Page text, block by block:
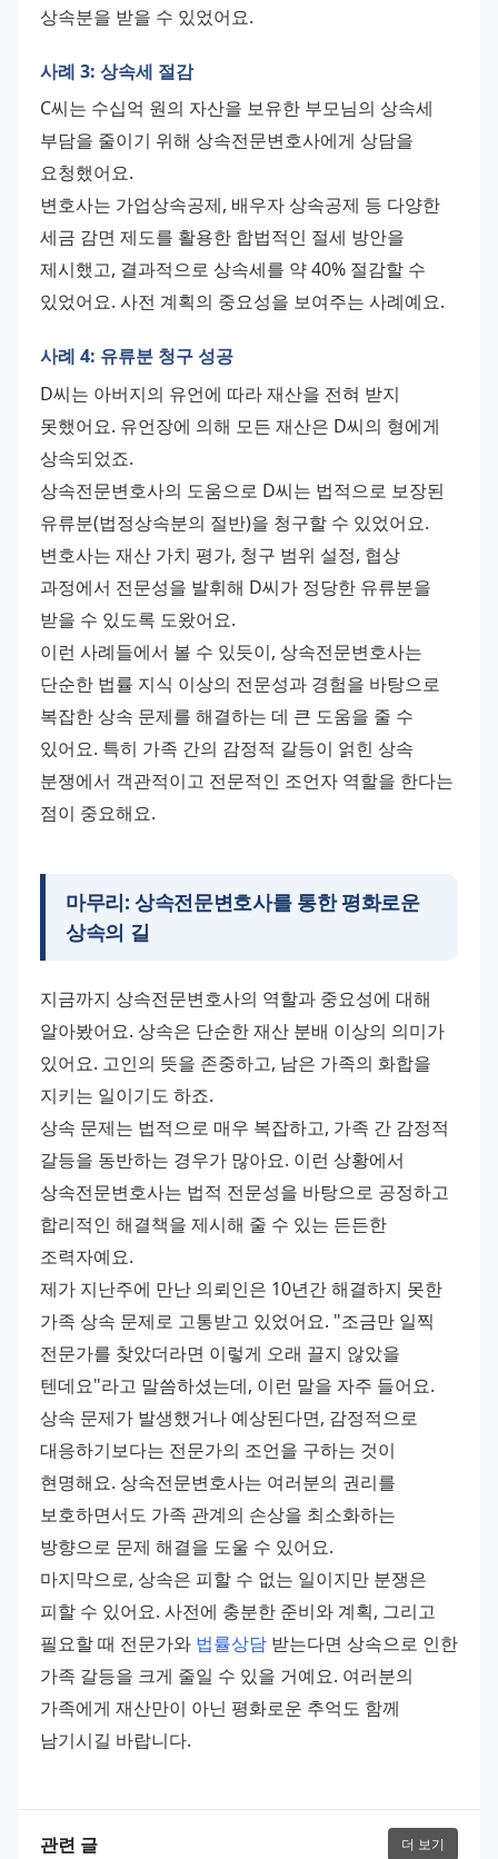
상속분을 받을 수 있었어요.
사례 3: 상속세 절감
C씨는 수십억 원의 자산을 보유한 부모님의 상속세
부담을 줄이기 위해 상속전문변호사에게 상담을
요청했어요.
변호사는 가업상속공제, 배우자 상속공제 등 다양한
세금 감면 제도를 활용한 합법적인 절세 방안을
제시했고, 결과적으로 상속세를 약 40% 절감할 수
있었어요. 사전 계획의 중요성을 보여주는 사례예요.
사례 4: 유류분 청구 성공
D씨는 아버지의 유언에 따라 재산을 전혀 받지
못했어요. 유언장에 의해 모든 재산은 D씨의 형에게
상속되었죠.
상속전문변호사의 도움으로 D씨는 법적으로 보장된
유류분(법정상속분의 절반)을 청구할 수 있었어요.
변호사는 재산 가치 평가, 청구 범위 설정, 협상
과정에서 전문성을 발휘해 D씨가 정당한 유류분을
받을 수 있도록 도왔어요.
이런 사례들에서 볼 수 있듯이, 상속전문변호사는
단순한 법률 지식 이상의 전문성과 경험을 바탕으로
복잡한 상속 문제를 해결하는 데 큰 도움을 줄 수
있어요. 특히 가족 간의 감정적 갈등이 얽힌 상속
분쟁에서 객관적이고 전문적인 조언자 역할을 한다는
점이 중요해요.
마무리: 상속전문변호사를 통한 평화로운
상속의 길
지금까지 상속전문변호사의 역할과 중요성에 대해
알아봤어요. 상속은 단순한 재산 분배 이상의 의미가
있어요. 고인의 뜻을 존중하고, 남은 가족의 화합을
지키는 일이기도 하죠.
상속 문제는 법적으로 매우 복잡하고, 가족 간 감정적
갈등을 동반하는 경우가 많아요. 이런 상황에서
상속전문변호사는 법적 전문성을 바탕으로 공정하고
합리적인 해결책을 제시해 줄 수 있는 든든한
조력자예요.
제가 지난주에 만난 의뢰인은 10년간 해결하지 못한
가족 상속 문제로 고통받고 있었어요. "조금만 일찍
전문가를 찾았더라면 이렇게 오래 끌지 않았을
텐데요"라고 말씀하셨는데, 이런 말을 자주 들어요.
상속 문제가 발생했거나 예상된다면, 감정적으로
대응하기보다는 전문가의 조언을 구하는 것이
현명해요. 상속전문변호사는 여러분의 권리를
보호하면서도 가족 관계의 손상을 최소화하는
방향으로 문제 해결을 도울 수 있어요.
마지막으로, 상속은 피할 수 없는 일이지만 분쟁은
피할 수 있어요. 사전에 충분한 준비와 계획, 그리고
필요할 때 전문가와 법률상담 받는다면 상속으로 인한
가족 갈등을 크게 줄일 수 있을 거예요. 여러분의
가족에게 재산만이 아닌 평화로운 추억도 함께
남기시길 바랍니다.
관련 글 더 보기